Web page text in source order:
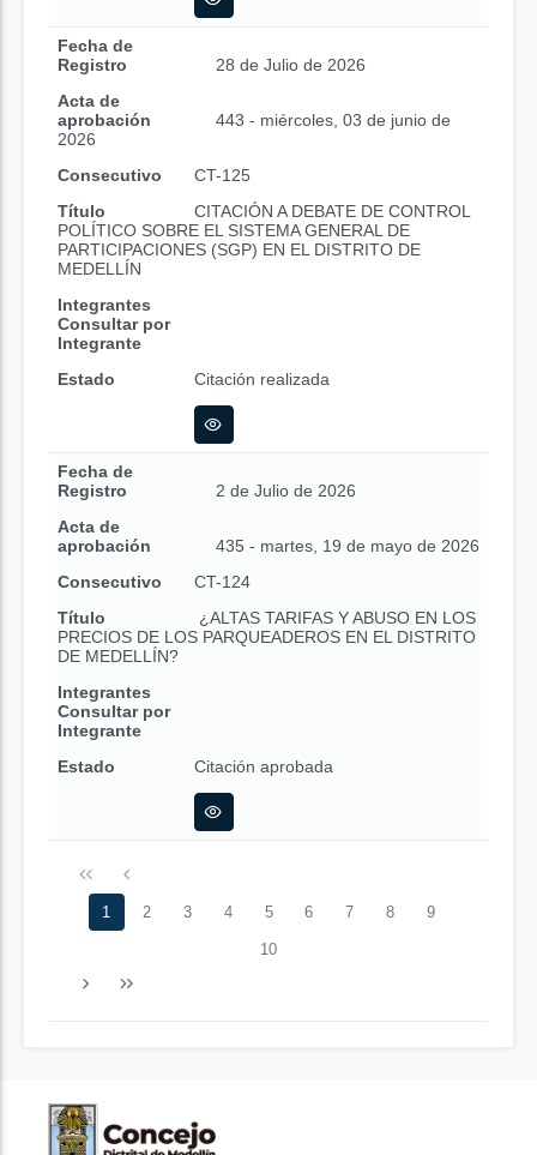
Fecha de
Registro
28 de Julio de 2026
Acta de
aprobación
443 - miércoles, 03 de junio de
2026
Consecutivo
CT-125
Título
CITACIÓN A DEBATE DE CONTROL
POLÍTICO SOBRE EL SISTEMA GENERAL DE
PARTICIPACIONES (SGP) EN EL DISTRITO DE
MEDELLÍN
Integrantes
Consultar por
Integrante
Estado
Citación realizada
Fecha de
Registro
2 de Julio de 2026
Acta de
aprobación
435 - martes, 19 de mayo de 2026
Consecutivo
CT-124
Título
¿ALTAS TARIFAS Y ABUSO EN LOS
PRECIOS DE LOS PARQUEADEROS EN EL DISTRITO
DE MEDELLÍN?
Integrantes
Consultar por
Integrante
Estado
Citación aprobada
1 2 3 4 5 6 7 8 9
10